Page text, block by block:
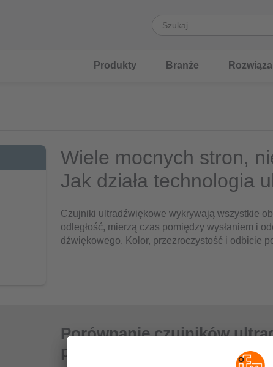
Produkty Branże
Wiele mocnych stron,
Jak działa technologia
Czujniki ultradźwiękowe wykrywają wszystkie
odległość, mierzą czas pomiędzy wysłaniem i
dźwiękowego. Kolor, przezroczystość i odbicie
Porównanie czujników
produktami do pomiaru